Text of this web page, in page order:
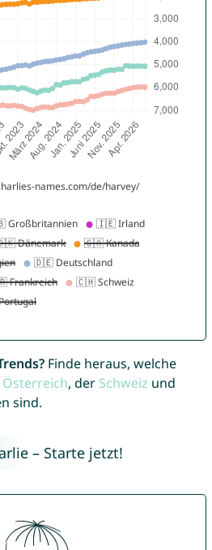
Finde heraus, welche
Österreich, der Schweiz und
sind.
– Starte jetzt!